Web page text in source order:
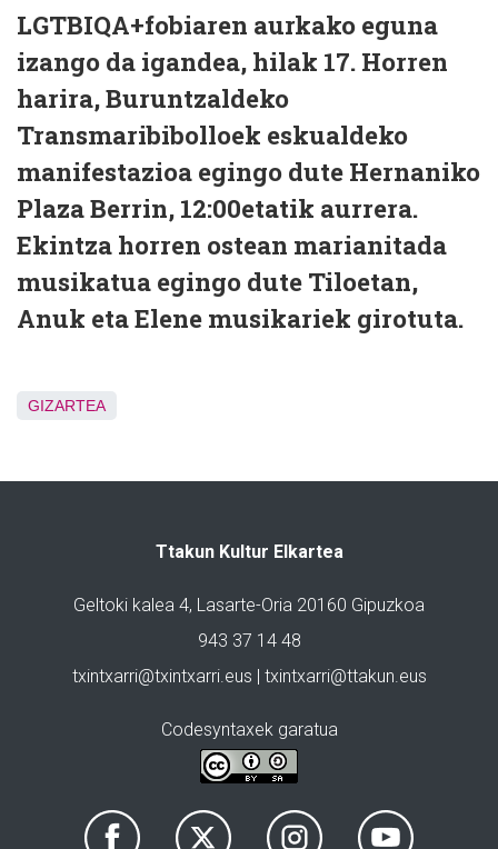
LGTBIQA+fobiaren aurkako eguna
izango da igandea, hilak 17. Horren
harira, Buruntzaldeko
Transmaribibolloek eskualdeko
manifestazioa egingo dute Hernaniko
Plaza Berrin, 12:00etatik aurrera.
Ekintza horren ostean marianitada
musikatua egingo dute Tiloetan,
Anuk eta Elene musikariek girotuta.
GIZARTEA
Ttakun Kultur Elkartea
Geltoki kalea 4, Lasarte-Oria 20160 Gipuzkoa
943 37 14 48
txintxarri@txintxarri.eus | txintxarri@ttakun.eus
Codesyntaxek garatua